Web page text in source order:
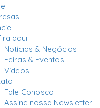
aqui!
Notícias & Negócios
Feiras & Eventos
Vídeos
Fale Conosco
Assine nossa Newsletter